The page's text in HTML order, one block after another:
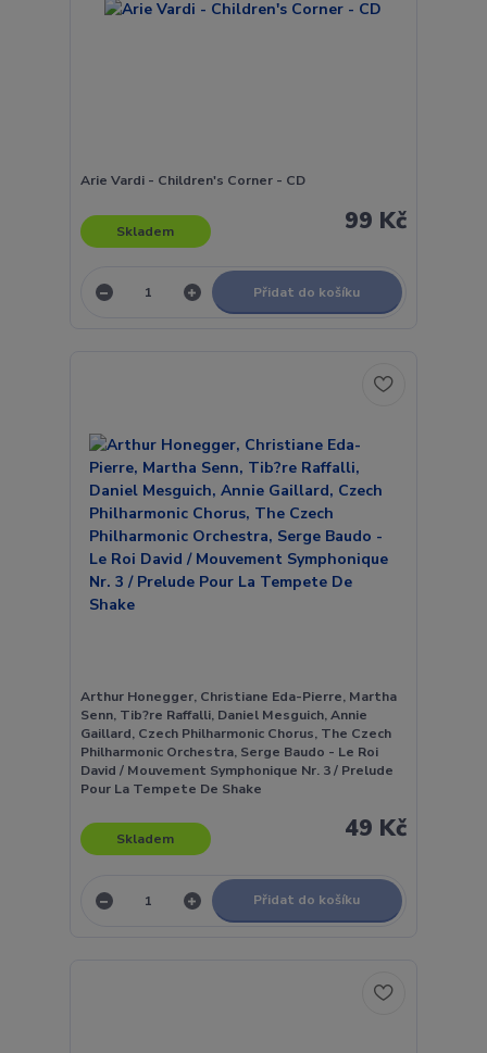
Arie Vardi - Children's Corner - CD
99 Kč
Skladem
Přidat do košíku
Arthur Honegger, Christiane Eda-Pierre, Martha
Senn, Tib?re Raffalli, Daniel Mesguich, Annie
Gaillard, Czech Philharmonic Chorus, The Czech
Philharmonic Orchestra, Serge Baudo - Le Roi
David / Mouvement Symphonique Nr. 3 / Prelude
Pour La Tempete De Shake
49 Kč
Skladem
Přidat do košíku